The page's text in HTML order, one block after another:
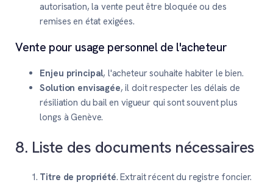
autorisation, la vente peut être bloquée ou des
remises en état exigées.
Vente pour usage personnel de l'acheteur
Enjeu principal, l'acheteur souhaite habiter le bien.
Solution envisagée, il doit respecter les délais de
résiliation du bail en vigueur qui sont souvent plus
longs à Genève.
8. Liste des documents nécessaires
Titre de propriété. Extrait récent du registre foncier.